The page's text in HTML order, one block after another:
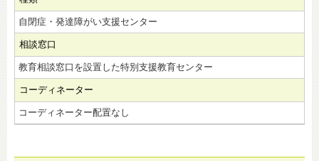
自閉症・発達障がい支援センター
相談窓口
教育相談窓口を設置した特別支援教育センター
コーディネーター
コーディネーター配置なし